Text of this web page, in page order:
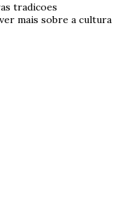
tradicoes
mais sobre a cultura